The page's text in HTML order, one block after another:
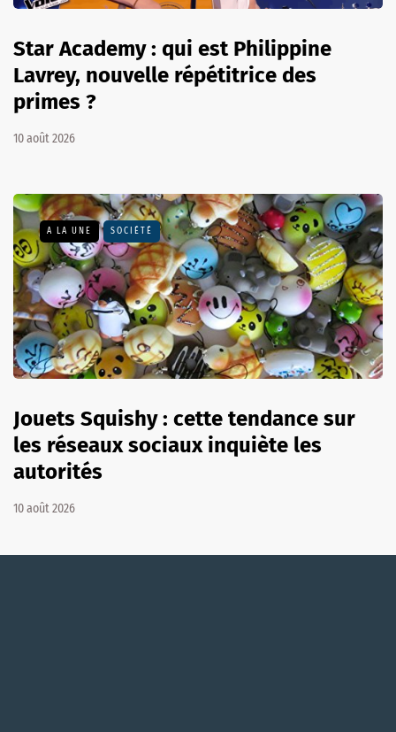
Star Academy : qui est Philippine
Lavrey, nouvelle répétitrice des
primes ?
10 août 2026
A LA UNE SOCIÉTÉ
Jouets Squishy : cette tendance sur
les réseaux sociaux inquiète les
autorités
10 août 2026